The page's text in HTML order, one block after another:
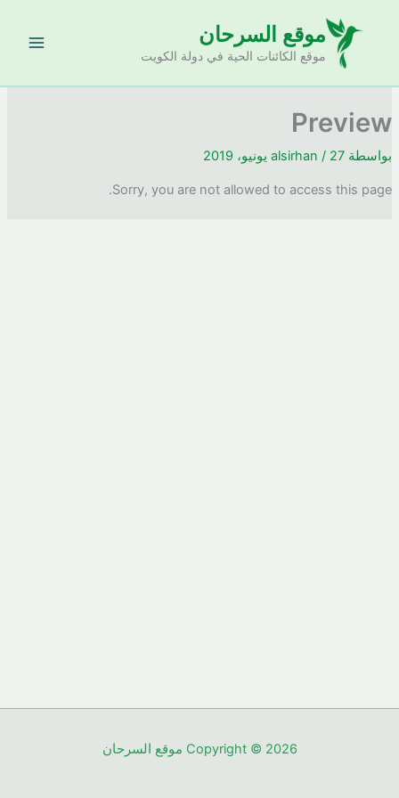
موقع السرحان
موقع الكائنات الحية في دولة الكويت
Preview
بواسطة alsirhan/ 27 يونيو، 2019
Sorry, you are not allowed to access this page.
Copyright © 2026 موقع السرحان